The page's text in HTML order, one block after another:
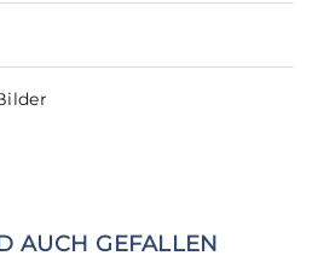
AUCH GEFALLEN